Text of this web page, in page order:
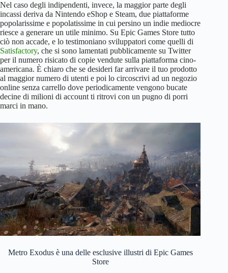
Nel caso degli indipendenti, invece, la maggior parte degli
incassi deriva da Nintendo eShop e Steam, due piattaforme
popolarissime e popolatissime in cui persino un indie mediocre
riesce a generare un utile minimo. Su Epic Games Store tutto
ciò non accade, e lo testimoniano sviluppatori come quelli di
Satisfactory, che si sono lamentati pubblicamente su Twitter
per il numero risicato di copie vendute sulla piattaforma cino-
americana. È chiaro che se desideri far arrivare il tuo prodotto
al maggior numero di utenti e poi lo circoscrivi ad un negozio
online senza carrello dove periodicamente vengono bucate
decine di milioni di account ti ritrovi con un pugno di porri
marci in mano.
Metro Exodus è una delle esclusive illustri di Epic Games
Store